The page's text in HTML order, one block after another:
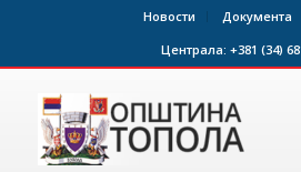
Новости Документа
Централа: +381 (34)